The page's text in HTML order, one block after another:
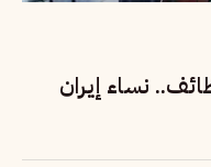
نساء إيران